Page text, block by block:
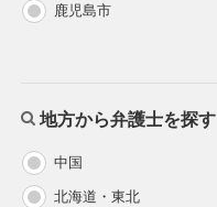
鹿児島市
地方から弁護士を探す
中国
北海道・東北